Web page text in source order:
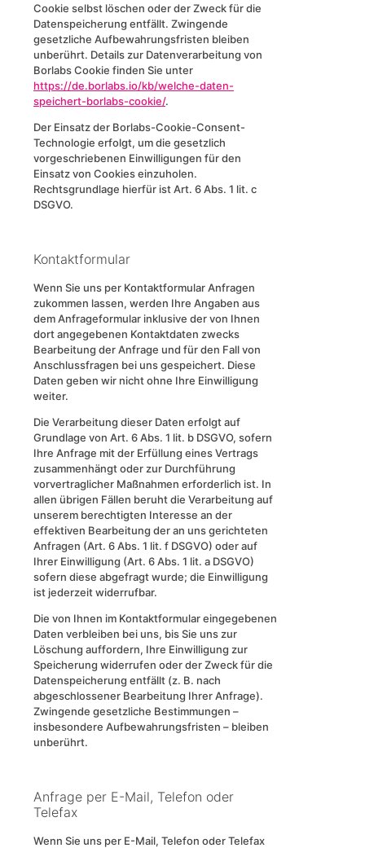
Cookie selbst löschen oder der Zweck für die
Datenspeicherung entfällt. Zwingende
gesetzliche Aufbewahrungsfristen bleiben
unberührt. Details zur Datenverarbeitung von
Borlabs Cookie finden Sie unter
https://de.borlabs.io/kb/welche-daten-
speichert-borlabs-cookie/.
Der Einsatz der Borlabs-Cookie-Consent-
Technologie erfolgt, um die gesetzlich
vorgeschriebenen Einwilligungen für den
Einsatz von Cookies einzuholen.
Rechtsgrundlage hierfür ist Art. 6 Abs. 1 lit. c
DSGVO.
Kontaktformular
Wenn Sie uns per Kontaktformular Anfragen
zukommen lassen, werden Ihre Angaben aus
dem Anfrageformular inklusive der von Ihnen
dort angegebenen Kontaktdaten zwecks
Bearbeitung der Anfrage und für den Fall von
Anschlussfragen bei uns gespeichert. Diese
Daten geben wir nicht ohne Ihre Einwilligung
weiter.
Die Verarbeitung dieser Daten erfolgt auf
Grundlage von Art. 6 Abs. 1 lit. b DSGVO, sofern
Ihre Anfrage mit der Erfüllung eines Vertrags
zusammenhängt oder zur Durchführung
vorvertraglicher Maßnahmen erforderlich ist. In
allen übrigen Fällen beruht die Verarbeitung auf
unserem berechtigten Interesse an der
effektiven Bearbeitung der an uns gerichteten
Anfragen (Art. 6 Abs. 1 lit. f DSGVO) oder auf
Ihrer Einwilligung (Art. 6 Abs. 1 lit. a DSGVO)
sofern diese abgefragt wurde; die Einwilligung
ist jederzeit widerrufbar.
Die von Ihnen im Kontaktformular eingegebenen
Daten verbleiben bei uns, bis Sie uns zur
Löschung auffordern, Ihre Einwilligung zur
Speicherung widerrufen oder der Zweck für die
Datenspeicherung entfällt (z. B. nach
abgeschlossener Bearbeitung Ihrer Anfrage).
Zwingende gesetzliche Bestimmungen –
insbesondere Aufbewahrungsfristen – bleiben
unberührt.
Anfrage per E-Mail, Telefon oder
Telefax
Wenn Sie uns per E-Mail, Telefon oder Telefax